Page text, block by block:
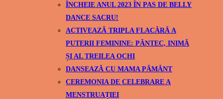
ÎNCHEIE ANUL 2023 ÎN PAS DE BELLY
DANCE SACRU!
ACTIVEAZĂ TRIPLA FLACĂRĂ A
PUTERII FEMININE: PÂNTEC, INIMĂ
ȘI AL TREILEA OCHI
DANSEAZĂ CU MAMA PĂMÂNT
CEREMONIA DE CELEBRARE A
MENSTRUAȚIEI